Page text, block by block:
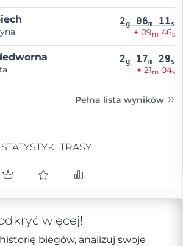
2g 06m 11s
+ 09m 46s
2g 17m 29s
+ 21m 04s
Pełna lista wyników
STATYSTYKI TRASY
więcej!
biegów, analizuj swoje